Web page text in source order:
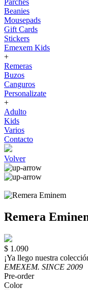
Parches
Beanies
Mousepads
Gift Cards
Stickers
Emexem Kids
+
Remeras
Buzos
Canguros
Personalizate
+
Adulto
Kids
Varios
Contacto
Volver
Remera
$ 1.090
¡Ya llego nuestra
EMEXEM. SINCE 2009
Pre-order
Color